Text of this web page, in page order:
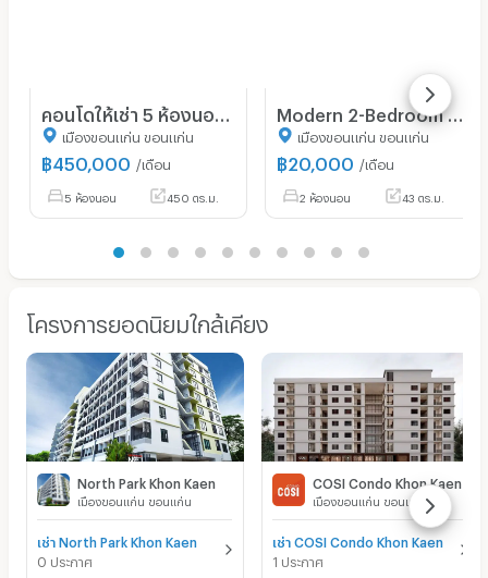
เมืองขอนแก่น ขอนแก่น
฿ 450,000 /เดือน
5 ห้องนอน 450 ตร.ม.
Modern 2-Bedroom Condo for Rent in Serenity Condominium
เมืองขอนแก่น ขอนแก่น
฿20,000 /เดือน
2 ห้องนอน 43 ตร.ม.
โครงการยอดนิยมใกล้เคียง
North Park Khon Kaen
เมืองขอนแก่น ขอนแก่น
เช่า North Park Khon Kaen
0 ประกาศ
COSI Condo Khon Kaen
เมืองขอนแก่น ขอนแก่น
เช่า COSI Condo Khon Kaen
1 ประกาศ